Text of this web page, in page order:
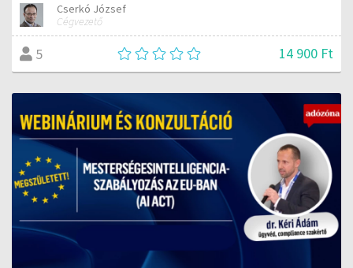
Cserkó József
Cégvezető
5 14 900 Ft